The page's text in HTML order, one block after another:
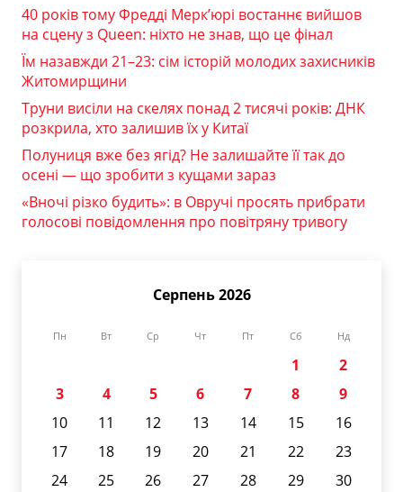
40 років тому Фредді Мерк’юрі востаннє вийшов
на сцену з Queen: ніхто не знав, що це фінал
Їм назавжди 21–23: сім історій молодих захисників
Житомирщини
Труни висіли на скелях понад 2 тисячі років: ДНК
розкрила, хто залишив їх у Китаї
Полуниця вже без ягід? Не залишайте її так до
осені — що зробити з кущами зараз
«Вночі різко будить»: в Овручі просять прибрати
голосові повідомлення про повітряну тривогу
Серпень 2026
Пн Вт Ср Чт Пт Сб Нд
1
2
3
4 5 6 7 8
9
10
11 12 13 14 15
16
17
18 19 20 21 22
23
24
25 26 27 28 29
30